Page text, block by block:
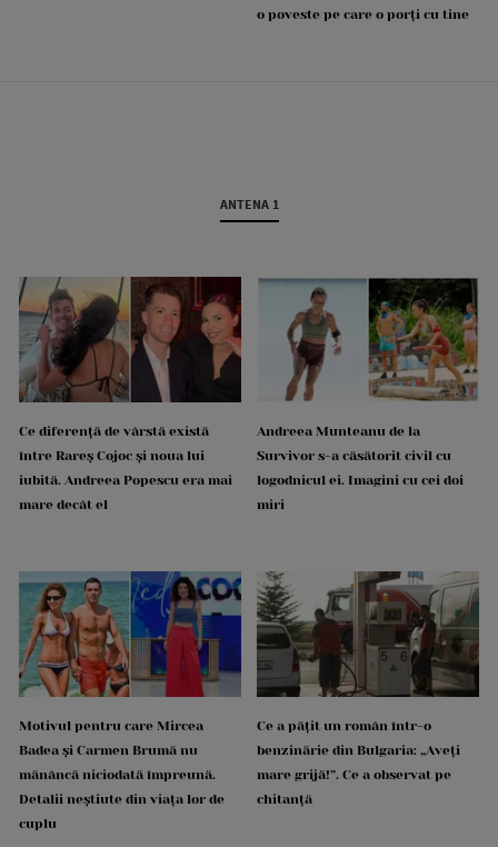
o poveste pe care o porți cu tine
ANTENA 1
Ce diferență de vârstă există
între Rareș Cojoc și noua lui
iubită. Andreea Popescu era mai
mare decât el
Andreea Munteanu de la
Survivor s-a căsătorit civil cu
logodnicul ei. Imagini cu cei doi
miri
Motivul pentru care Mircea
Badea și Carmen Brumă nu
mănâncă niciodată împreună.
Detalii neștiute din viața lor de
cuplu
Ce a pățit un român într-o
benzinărie din Bulgaria: „Aveți
mare grijă!”. Ce a observat pe
chitanță